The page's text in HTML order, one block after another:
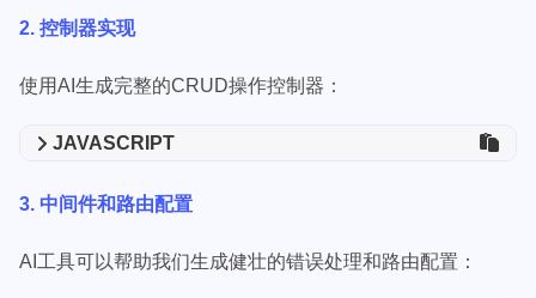
2. 控制器实现
使用AI生成完整的CRUD操作控制器：
JAVASCRIPT
3. 中间件和路由配置
AI工具可以帮助我们生成健壮的错误处理和路由配置：